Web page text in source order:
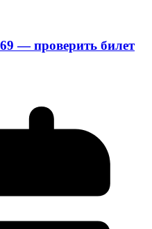
— проверить билет